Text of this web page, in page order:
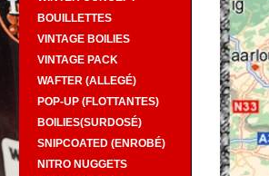
BOUILLETTES
VINTAGE BOILIES
VINTAGE PACK
WAFTER (ALLEGÉ)
POP-UP (FLOTTANTES)
BOILIES(SURDOSÉ)
SNIPCOATED (ENROBÉ)
NITRO NUGGETS